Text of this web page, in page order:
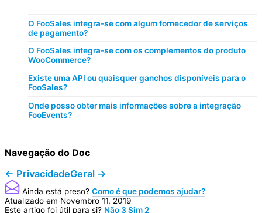
O FooSales integra-se com algum fornecedor de serviços
de pagamento?
O FooSales integra-se com os complementos do produto
WooCommerce?
Existe uma API ou quaisquer ganchos disponíveis para o
FooSales?
Onde posso obter mais informações sobre a integração
FooEvents?
Navegação do Doc
← PrivacidadeGeral →
Ainda está preso? Como é que podemos ajudar?
Atualizado em Novembro 11, 2019
Este artigo foi útil para si? Não 3 Sim2